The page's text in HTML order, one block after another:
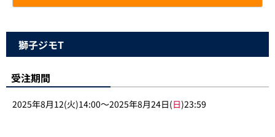
獅子ジモT
受注期間
2025年8月12(火)14:00～2025年8月24日(日)23:59